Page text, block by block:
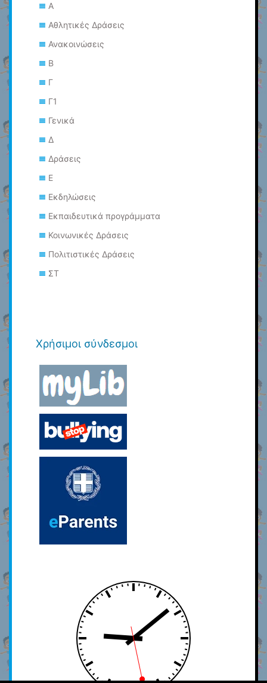
Α
Αθλητικές Δράσεις
Ανακοινώσεις
Β
Γ
Γ1
Γενικά
Δ
Δράσεις
Ε
Εκδηλώσεις
Εκπαιδευτικά προγράμματα
Κοινωνικές Δράσεις
Πολιτιστικές Δράσεις
ΣΤ
Χρήσιμοι σύνδεσμοι